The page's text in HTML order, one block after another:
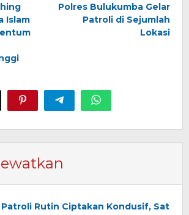
Islam
Polres Bulukumba Gelar
Patroli di Sejumlah
Lokasi
Patroli Rutin Ciptakan Kondusif, Sat